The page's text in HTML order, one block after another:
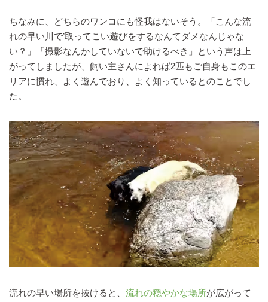
ちなみに、どちらのワンコにも怪我はないそう。「こんな流
れの早い川で’取ってこい遊びをするなんてダメなんじゃな
い？」「撮影なんかしていないで助けるべき」という声は上
がってしましたが、飼い主さんによれば2匹もご自身もこのエ
リアに慣れ、よく遊んでおり、よく知っているとのことでし
た。
流れの早い場所を抜けると、 流れの穏やかな場所が広がって